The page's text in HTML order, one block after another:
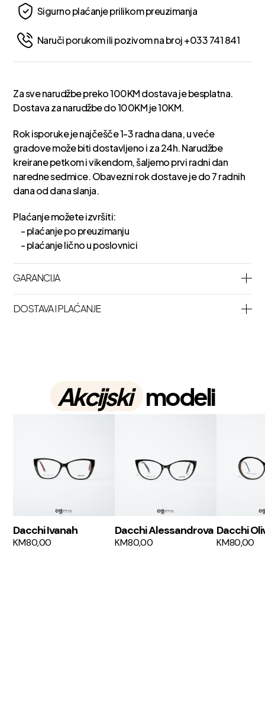
Sigurno plaćanje prilikom preuzimanja
Naruči porukom ili pozivom na broj +033 741 841
Za sve narudžbe preko 100KM dostava je besplatna.
Dostava za narudžbe do 100KM je 10KM.
Rok isporuke je najčešče 1-3 radna dana, u veće
gradove može biti dostavljeno i za 24h. Narudžbe
kreirane petkom i vikendom, šaljemo prvi radni dan
naredne sedmice. Obavezni rok dostave je do 7 radnih
dana od dana slanja.
Plaćanje možete izvršiti:
- plaćanje po preuzimanju
- plaćanje lično u poslovnici
GARANCIJA
DOSTAVA I PLAĆANJE
Akcijski modeli
Dacchi Ivanah
KM80,00
Dacchi Alessandrova
KM80,00
Dacchi
KM80,00